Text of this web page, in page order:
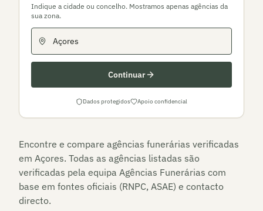
Indique a cidade ou concelho. Mostramos apenas agências da
sua zona.
Continuar
Dados protegidos Apoio confidencial
Encontre e compare agências funerárias verificadas
em Açores. Todas as agências listadas são
verificadas pela equipa Agências Funerárias com
base em fontes oficiais (RNPC, ASAE) e contacto
directo.